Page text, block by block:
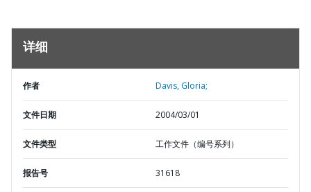
详细
作者 Davis, Gloria;
文件日期 2004/03/01
文件类型 工作文件（编号系列）
报告号 31618